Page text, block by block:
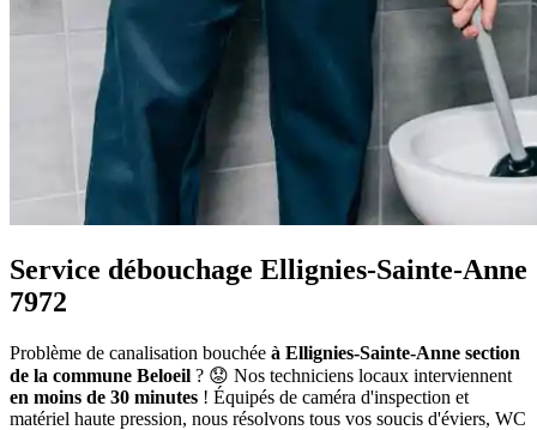
Service débouchage Ellignies-Sainte-Anne
7972
Problème de canalisation bouchée à Ellignies-Sainte-Anne section
de la commune Beloeil ? 😟 Nos techniciens locaux interviennent
en moins de 30 minutes ! Équipés de caméra d'inspection et
matériel haute pression, nous résolvons tous vos soucis d'éviers, WC